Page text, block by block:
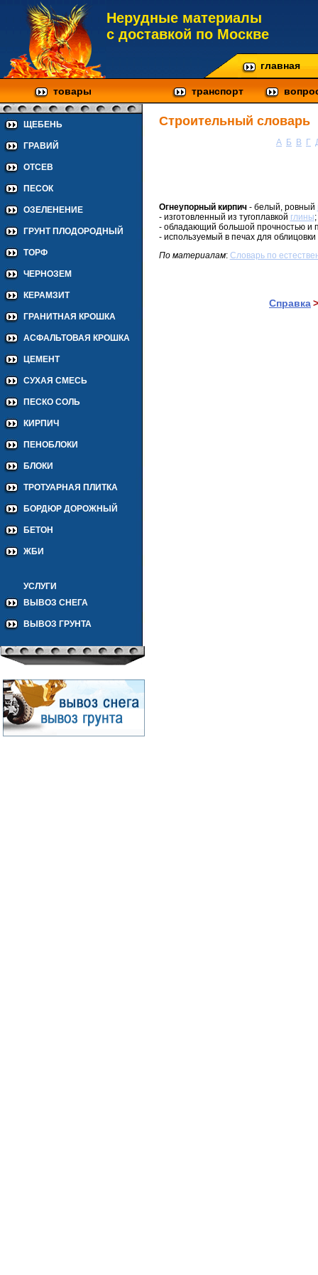
Нерудные материалы
с доставкой по Москве
главная
товары транспорт
ЩЕБЕНЬ
ГРАВИЙ
ОТСЕВ
ПЕСОК
ОЗЕЛЕНЕНИЕ
ГРУНТ ПЛОДОРОДНЫЙ
ТОРФ
ЧЕРНОЗЕМ
КЕРАМЗИТ
ГРАНИТНАЯ КРОШКА
АСФАЛЬТОВАЯ КРОШКА
ЦЕМЕНТ
СУХАЯ СМЕСЬ
ПЕСКО СОЛЬ
КИРПИЧ
ПЕНОБЛОКИ
БЛОКИ
ТРОТУАРНАЯ ПЛИТКА
БОРДЮР ДОРОЖНЫЙ
БЕТОН
ЖБИ
УСЛУГИ
ВЫВОЗ СНЕГА
ВЫВОЗ ГРУНТА
Строительный словарь
А Б В Г
Огнеупорный кирпич- белый, ровный
- изготовленный из тугоплавкой глины;
- обладающий большой прочностью и
- используемый в печах для
По материалам: Cловарь по
Справка